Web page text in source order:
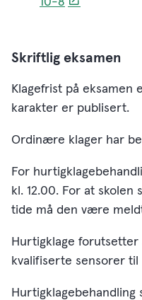
Skriftlig eksamen
Klagefrist på eksamen
karakter er publisert.
Ordinære klager har
For
kl. 12.00. For at
tide må den være
Hurtigklage
kvalifiserte sensorer til
Hurtigklagebehandling